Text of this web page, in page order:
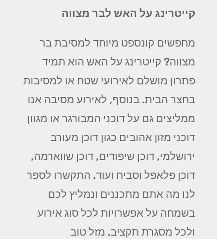
קייטרינג על האש לבר מצווה
מחפשים קונספט מיוחד למסיבת בר
מצווה? קייטרינג על האש הוא תמיד
פתרון מושלם לאירועי שטח או למסיבות
בחצר הבית. בנוסף, לאירוע מסיבה אנו
ממליצים גם על דוכני המבורגר או מגוון
דוכני מזון אהובים כגון דוכן מעורב
ירושלמי, דוכן שיפודים, דוכן שווארמה,
דוכן פלאפל וסביח ועוד. התקשרו לספר
לנו מה אתם מתכננים ונמליץ לכם
בשמחה על אפשרויות לכל סוג אירוע
ולכל מסגרת תקציב. מזל טוב